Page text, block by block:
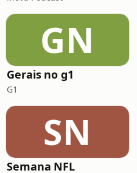
GN
Gerais no g1
G1
SN
Semana NFL